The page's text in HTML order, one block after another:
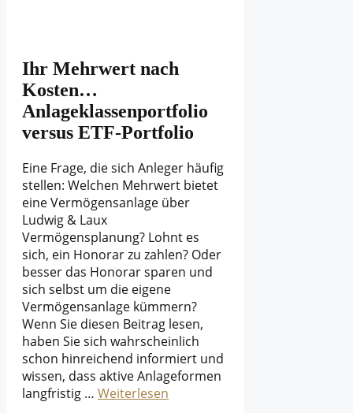
Ihr Mehrwert nach
Kosten…
Anlageklassenportfolio
versus ETF-Portfolio
Eine Frage, die sich Anleger häufig
stellen: Welchen Mehrwert bietet
eine Vermögensanlage über
Ludwig & Laux
Vermögensplanung? Lohnt es
sich, ein Honorar zu zahlen? Oder
besser das Honorar sparen und
sich selbst um die eigene
Vermögensanlage kümmern?
Wenn Sie diesen Beitrag lesen,
haben Sie sich wahrscheinlich
schon hinreichend informiert und
wissen, dass aktive Anlageformen
langfristig … Weiterlesen